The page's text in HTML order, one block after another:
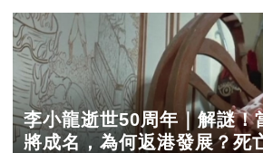
李小龍逝世50周年｜解謎！
將成名，為何返港發展？死